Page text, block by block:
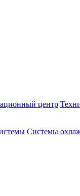
центр
Системы